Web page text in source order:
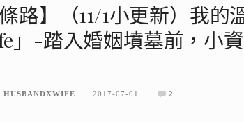
條路】（11/1小更新）我
」-踏入婚姻墳墓前，小
HUSBANDXWIFE 2017-07-01 2